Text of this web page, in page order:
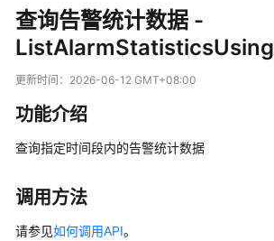
最
新
动
产
品
介
计
费
查询告警统计数据 -
ListAlarmStatisticsUsing
更新时间： 2026-06-12 GMT+08:00
功能介绍
查询指定时间段内的告警统计数据
调用方法
请参见如何调用API。